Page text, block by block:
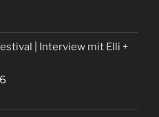
| Interview mit Elli +